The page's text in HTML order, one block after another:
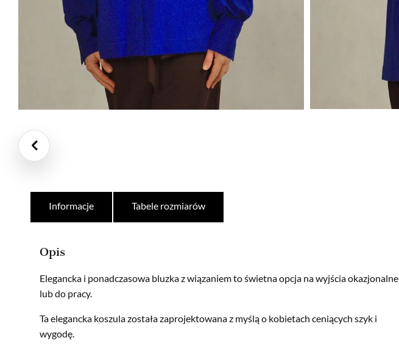
Informacje Tabele rozmiarów
Opis
Elegancka i ponadczasowa bluzka z wiązaniem to świetna opcja na wyjścia okazjonalne
lub do pracy.
Ta elegancka koszula została zaprojektowana z myślą o kobietach ceniących szyk i
wygodę.